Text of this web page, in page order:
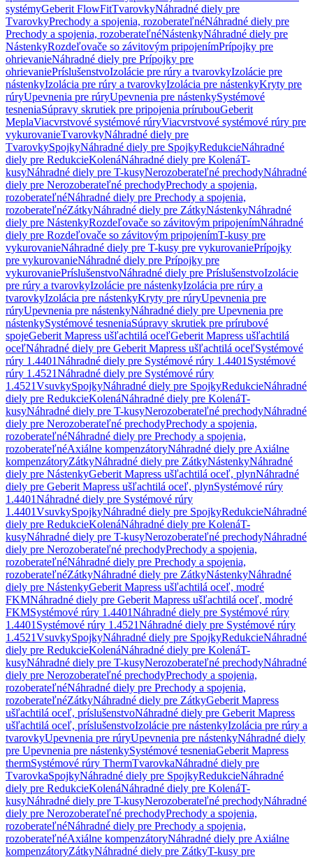
systémyGeberit FlowFitTvarovkyNáhradné diely pre
TvarovkyPrechody a spojenia, rozoberateľnéNáhradné diely pre
Prechody a spojenia, rozoberateľnéNástenkyNáhradné diely pre
NástenkyRozdeľovače so závitovým pripojenímPrípojky pre
ohrievanieNáhradné diely pre Prípojky pre
ohrievaniePríslušenstvoIzolácie pre rúry a tvarovkyIzolácie pre
nástenkyIzolácia pre rúry a tvarovkyIzolácia pre nástenkyKryty pre
rúryUpevnenia pre rúryUpevnenia pre nástenkySystémové
tesneniaSúpravy skrutiek pre pripojenia prírubouGeberit
MeplaViacvrstvové systémové rúryViacvrstvové systémové rúry pre
vykurovanieTvarovkyNáhradné diely pre
TvarovkySpojkyNáhradné diely pre SpojkyRedukcieNáhradné
diely pre RedukcieKolenáNáhradné diely pre KolenáT-
kusyNáhradné diely pre T-kusyNerozoberateľné prechodyNáhradné
diely pre Nerozoberateľné prechodyPrechody a spojenia,
rozoberateľnéNáhradné diely pre Prechody a spojenia,
rozoberateľnéZátkyNáhradné diely pre ZátkyNástenkyNáhradné
diely pre NástenkyRozdeľovače so závitovým pripojenímNáhradné
diely pre Rozdeľovače so závitovým pripojenímT-kusy pre
vykurovanieNáhradné diely pre T-kusy pre vykurovaniePrípojky
pre vykurovanieNáhradné diely pre Prípojky pre
vykurovaniePríslušenstvoNáhradné diely pre PríslušenstvoIzolácie
pre rúry a tvarovkyIzolácie pre nástenkyIzolácia pre rúry a
tvarovkyIzolácia pre nástenkyKryty pre rúryUpevnenia pre
rúryUpevnenia pre nástenkyNáhradné diely pre Upevnenia pre
nástenkySystémové tesneniaSúpravy skrutiek pre prírubové
spojeGeberit Mapress ušľachtilá oceľGeberit Mapress ušľachtilá
oceľNáhradné diely pre Geberit Mapress ušľachtilá oceľSystémové
rúry 1.4401Náhradné diely pre Systémové rúry 1.4401 Systémové
rúry 1.4521Náhradné diely pre Systémové rúry
1.4521VsuvkySpojkyNáhradné diely pre SpojkyRedukcieNáhradné
diely pre RedukcieKolenáNáhradné diely pre KolenáT-
kusyNáhradné diely pre T-kusyNerozoberateľné prechodyNáhradné
diely pre Nerozoberateľné prechodyPrechody a spojenia,
rozoberateľnéNáhradné diely pre Prechody a spojenia,
rozoberateľnéAxiálne kompenzátoryNáhradné diely pre Axiálne
kompenzátoryZátkyNáhradné diely pre ZátkyNástenkyNáhradné
diely pre NástenkyGeberit Mapress ušľachtilá oceľ, plynNáhradné
diely pre Geberit Mapress ušľachtilá oceľ, plynSystémové rúry
1.4401Náhradné diely pre Systémové rúry
1.4401VsuvkySpojkyNáhradné diely pre SpojkyRedukcieNáhradné
diely pre RedukcieKolenáNáhradné diely pre KolenáT-
kusyNáhradné diely pre T-kusyNerozoberateľné prechodyNáhradné
diely pre Nerozoberateľné prechodyPrechody a spojenia,
rozoberateľnéNáhradné diely pre Prechody a spojenia,
rozoberateľnéZátkyNáhradné diely pre ZátkyNástenkyNáhradné
diely pre NástenkyGeberit Mapress ušľachtilá oceľ, modré
FKMNáhradné diely pre Geberit Mapress ušľachtilá oceľ, modré
FKMSystémové rúry 1.4401Náhradné diely pre Systémové rúry
1.4401 Systémové rúry 1.4521Náhradné diely pre Systémové rúry
1.4521VsuvkySpojkyNáhradné diely pre SpojkyRedukcieNáhradné
diely pre RedukcieKolenáNáhradné diely pre KolenáT-
kusyNáhradné diely pre T-kusyNerozoberateľné prechodyNáhradné
diely pre Nerozoberateľné prechodyPrechody a spojenia,
rozoberateľnéNáhradné diely pre Prechody a spojenia,
rozoberateľnéZátkyNáhradné diely pre ZátkyGeberit Mapress
ušľachtilá oceľ, príslušenstvoNáhradné diely pre Geberit Mapress
ušľachtilá oceľ, príslušenstvoIzolácie pre nástenkyIzolácia pre rúry a
tvarovkyUpevnenia pre rúryUpevnenia pre nástenkyNáhradné diely
pre Upevnenia pre nástenkySystémové tesneniaGeberit Mapress
thermSystémové rúry ThermTvarovkaNáhradné diely pre
TvarovkaSpojkyNáhradné diely pre SpojkyRedukcieNáhradné
diely pre RedukcieKolenáNáhradné diely pre KolenáT-
kusyNáhradné diely pre T-kusyNerozoberateľné prechodyNáhradné
diely pre Nerozoberateľné prechodyPrechody a spojenia,
rozoberateľnéNáhradné diely pre Prechody a spojenia,
rozoberateľnéAxiálne kompenzátoryNáhradné diely pre Axiálne
kompenzátoryZátkyNáhradné diely pre ZátkyT-kusy pre